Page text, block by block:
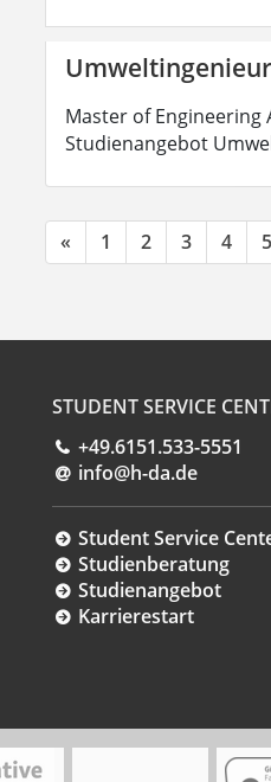
Master of
Studienangebot
« 1 2 3 4 5
STUDENT SERVICE
+49.6151.533-5551
info@h-da.de
Student Service
Studienberatung
Studienangebot
Karrierestart